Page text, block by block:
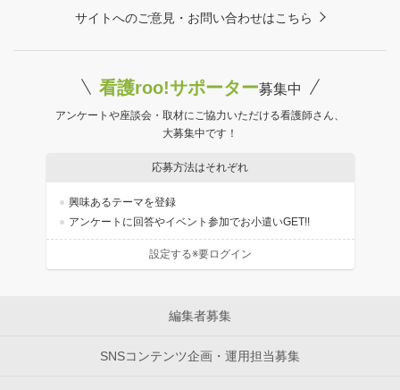
サイトへのご意見・お問い合わせはこちら
看護roo!サポーター募集中
アンケートや座談会・取材にご協力いただける看護師さん、
大募集中です！
応募方法はそれぞれ
興味あるテーマを登録
アンケートに回答やイベント参加でお小遣いGET!!
設定する※要ログイン
編集者募集
SNSコンテンツ企画・運用担当募集